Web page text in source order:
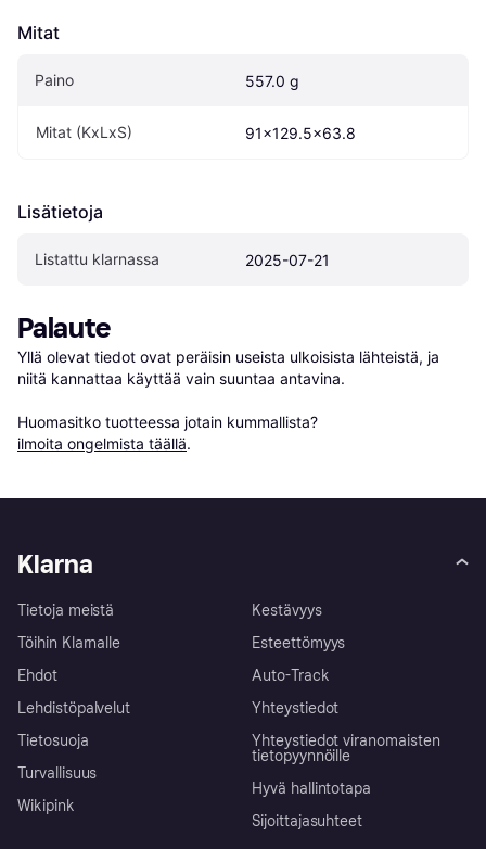
Mitat
Paino 557.0 g
Mitat (KxLxS) 91x129.5x63.8
Lisätietoja
Listattu klarnassa 2025-07-21
Palaute
Yllä olevat tiedot ovat peräisin useista ulkoisista lähteistä, ja
niitä kannattaa käyttää vain suuntaa antavina.
Huomasitko tuotteessa jotain kummallista?
ilmoita ongelmista täällä.
Klarna
Tietoja meistä
Töihin Klarnalle
Ehdot
Lehdistöpalvelut
Tietosuoja
Turvallisuus
Wikipink
Kestävyys
Esteettömyys
Auto-Track
Yhteystiedot
Yhteystiedot viranomaisten
tietopyynnöille
Hyvä hallintotapa
Sijoittajasuhteet